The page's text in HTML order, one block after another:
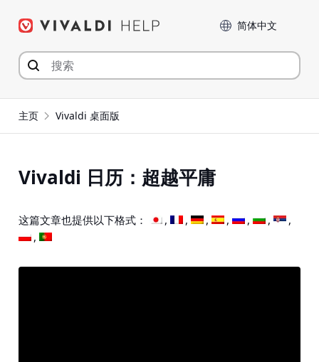
Language
主页 Vivaldi 桌面版
Vivaldi 日历：超越平庸
这篇文章也提供以下格式：